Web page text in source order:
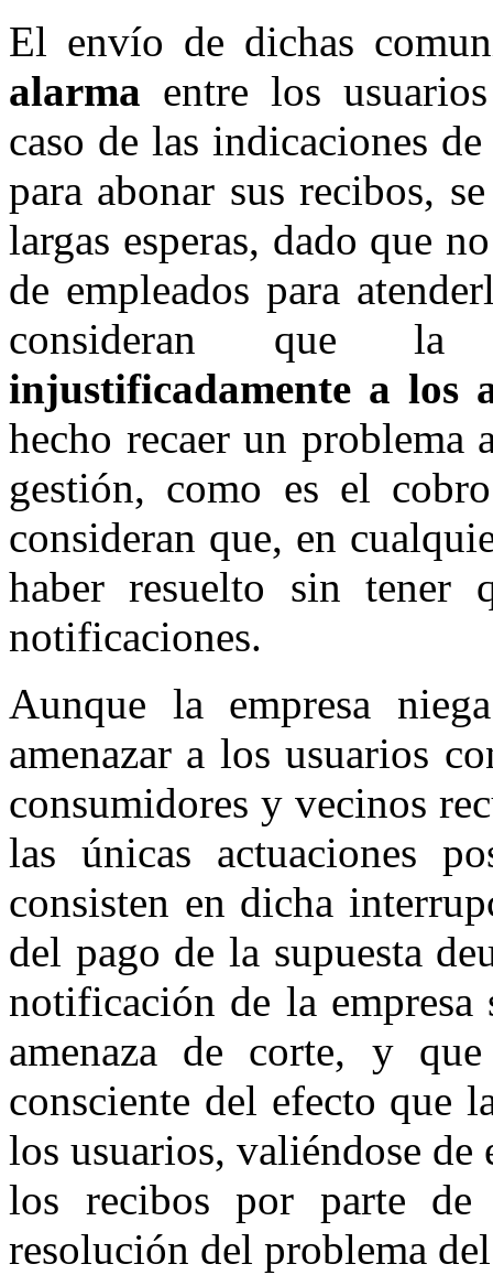
El envío de dichas
alarma entre los
caso de las indicaciones
para abonar sus recibos,
largas esperas, dado que
de empleados para
consideran que
injustificadamente a los
hecho recaer un
gestión, como es el
consideran que, en
haber resuelto sin tener
notificaciones.
Aunque la empresa
amenazar a los usuarios
consumidores y vecinos
las únicas actuaciones
consisten en dicha
del pago de la supuesta
notificación de la empresa
amenaza de corte, y
consciente del efecto que
los usuarios, valiéndose de
los recibos por parte
resolución del problema